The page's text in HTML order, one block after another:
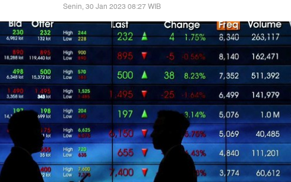
Senin, 30 Jan 2023 08:27 WIB